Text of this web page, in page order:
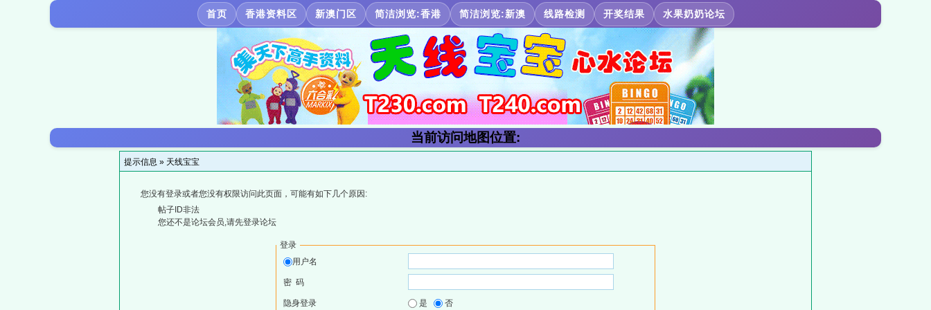
首页 香港资料区 新澳门区 简洁浏览:香港 简洁浏览:新澳 线路检测 开奖结果 水果奶奶论坛
当前访问地图位置:
提示信息 » 天线宝宝
您没有登录或者您没有权限访问此页面，可能有如下几个原因:
帖子ID非法
您还不是论坛会员,请先登录论坛
登录
用户名
密 码
隐身登录 是 否